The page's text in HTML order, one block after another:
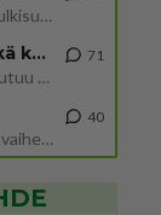
Martina Aitolehti on seurattu julkisuuden henkilö. Lähipiiriin mahtuu muitakin tunnettuja henkilöitä. Tiesitkö, että Ma
2 km on nykyään liian pitkä koulumatka
Hesarissa päivitellään lapset joutuu nyt kulkemaan 2 km kouluun jösses. Ruostefillarilla tuo matka menee vaikka miten äk
71
Mutta mies vain tuijottaa, siinä vaiheessa käännän itse pään pois. Mikä juttu? Yleensä jos joku tuijottaa tai katsoo, hä
40